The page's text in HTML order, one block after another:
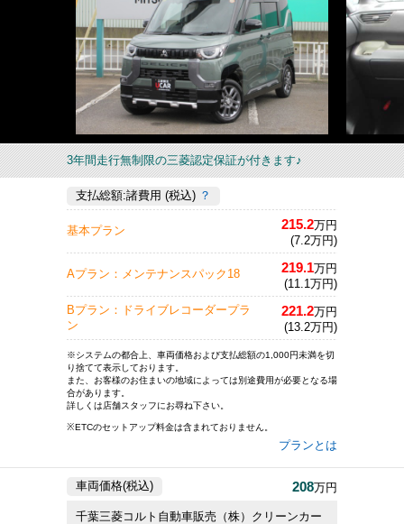
3年間走行無制限の三菱認定保証が付きます♪
支払総額:諸費用 (税込) ？
基本プラン 215.2万円
(7.2万円)
Aプラン：メンテナンスパック18 219.1万円
(11.1万円)
Bプラン：ドライブレコーダープラ
ン
221.2万円
(13.2万円)
※システムの都合上、車両価格および支払総額の1,000円未満を切
り捨てて表示しております。
また、お客様のお住まいの地域によっては別途費用が必要となる場
合があります。
詳しくは店舗スタッフにお尋ね下さい。
※ETCのセットアップ料金は含まれておりません。
プランとは
車両価格(税込) 208万円
千葉三菱コルト自動車販売（株）クリーンカー